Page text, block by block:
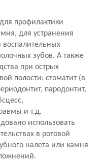
профилактики
для устранения
воспалительных
зубов. А также
при острых
полости: стоматит (в
пародонтит,
и т.д.
использовать
в ротовой
налета или камня